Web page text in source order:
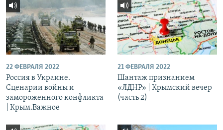
22 ФЕВРАЛЯ 2022
Россия в Украине.
Сценарии войны и
замороженного конфликта
| Крым.Важное
21 ФЕВРАЛЯ 2022
Шантаж признанием
«ЛДНР» | Крымский вечер
(часть 2)